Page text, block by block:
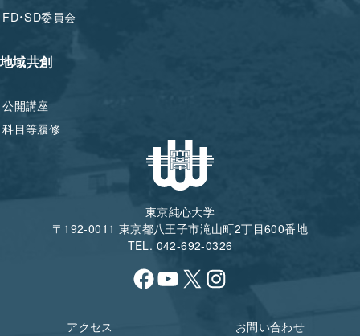
FD・SD委員会
地域共創
公開講座
科目等履修
東京純心大学
〒192-0011 東京都八王子市滝山町2丁目600番地
TEL. 042-692-0326
Facebook
YouTube
X Instagram
アクセス
お問い合わせ